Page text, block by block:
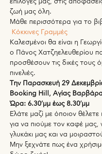
ζωή μας όλη.
Μάθε περισσότερα για το
Κόκκινες Γραμμές
Καλεσμένοι θα είναι η
ο Πάνος Χατζηελευθερίου
προσθέσουν τις δικές τους
πινελιές.
Την Παρασκευή 29
Booking Hill, Αγίας
Ώρα: 6.30’μμ έως 8.30’μμ
Ελάτε μαζί με όποιον
για να πιούμε τον καφέ
γλυκάκι μας και να
Μην ξεχνάτε πως ένα